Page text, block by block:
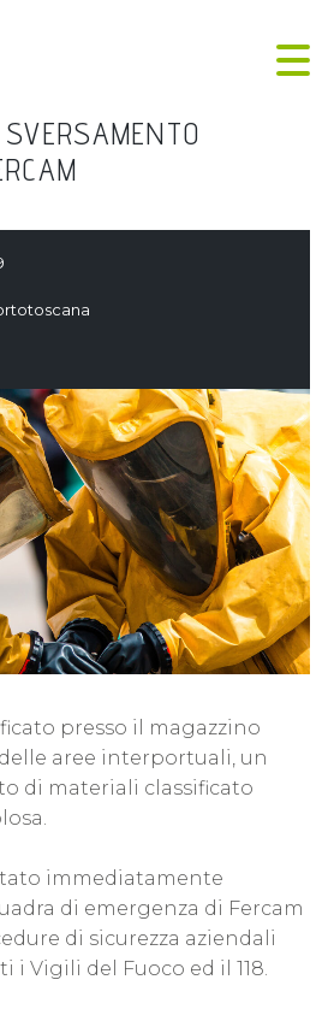
presso il magazzino
aree interportuali, un
di materiali classificato
immediatamente
di emergenza di Fercam
di sicurezza aziendali
Vigili del Fuoco ed il 118.